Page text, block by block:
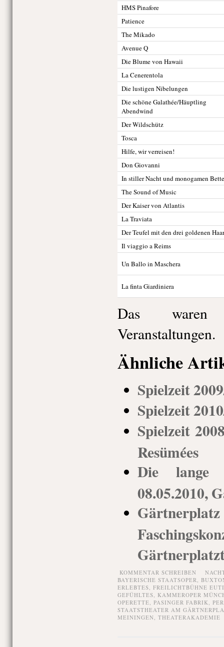
HMS Pinafore
Patience
The Mikado
Avenue Q
Die Blume von Hawaii
La Cenerentola
Die lustigen Nibelungen
Die schöne Galathée/Häuptling
Abendwind
Der Wildschütz
Tosca
Hilfe, wir verreisen!
Don Giovanni
In stiller Nacht und monogamen
The Sound of Music
Der Kaiser von Atlantis
La Traviata
Der Teufel mit den drei goldenen
Il viaggio a Reims
Un Ballo in Maschera
La finta Giardiniera
Das waren
Veranstaltungen.
Ähnliche
Spielzeit
Spielzeit
Spielzeit
Resümées
Die lange
08.05.2010,
KOMMENTAR SCHREIBEN
BAYERISCHE STAATSOPER,
ERLEBTES, FREILICHTBÜHNE
GEFÜHLTES, KAMMEROPER
OPERETTE, PASINGER FABRIK,
STAATSTHEATER AM
MEININGEN, THEATERAKADEMIE